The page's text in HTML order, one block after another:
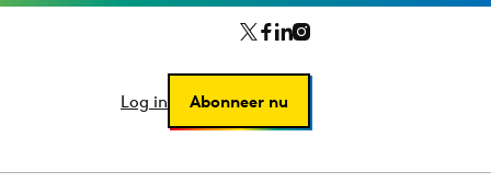
Log in Abonneer nu
Log in Abonneer nu